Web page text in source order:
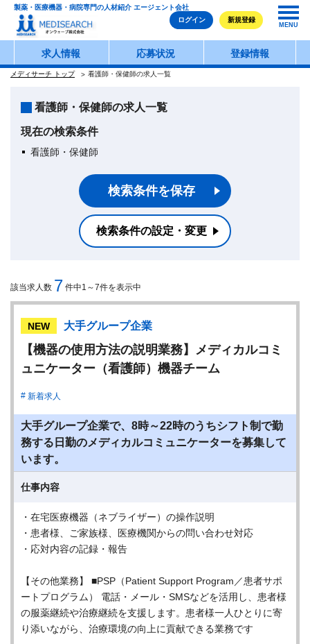
製薬・医療機器・病院専門の人材紹介 エージェント会社
ログイン
新規登録
MENU
求人情報 応募状況 登録情報
メディサーチ トップ 看護師・保健師の求人一覧
看護師・保健師の求人一覧
現在の検索条件
看護師・保健師
検索条件を保存
検索条件の設定・変更
該当求人数 7 件中1～7件を表示中
NEW 大手グループ企業
【機器の使用方法の説明業務】メディカルコミ
ュニケーター（看護師）機器チーム
新着求人
大手グループ企業で、8時～22時のうちシフト制で勤
務する日勤のメディカルコミュニケーターを募集して
います。
仕事内容
・在宅医療機器（ネブライザー）の操作説明
・患者様、ご家族様、医療機関からの問い合わせ対応
・応対内容の記録・報告
【その他業務】 ■PSP（Patient Support Program／患者サポ
ートプログラム） 電話・メール・SMSなどを活用し、患者様
の服薬継続や治療継続を支援します。患者様一人ひとりに寄
り添いながら、治療環境の向上に貢献できる業務です